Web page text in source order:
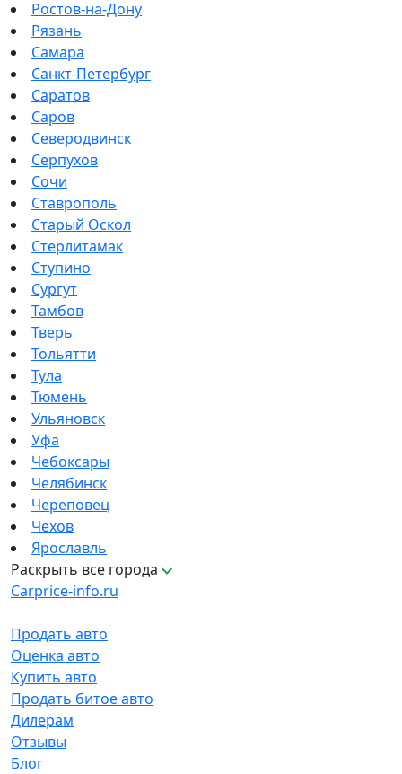
Ростов-на-Дону
Рязань
Самара
Санкт-Петербург
Саратов
Саров
Северодвинск
Серпухов
Сочи
Ставрополь
Старый Оскол
Стерлитамак
Ступино
Сургут
Тамбов
Тверь
Тольятти
Тула
Тюмень
Ульяновск
Уфа
Чебоксары
Челябинск
Череповец
Чехов
Ярославль
Раскрыть все города
Carprice-info.ru
Продать авто
Оценка авто
Купить авто
Продать битое авто
Дилерам
Отзывы
Блог